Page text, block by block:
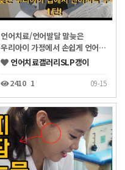
언어치료/언어발달 말늦은
우리아이 가정에서 손쉽게 언어…
언어치료갤러리SLP갱이
2410 1 09-15